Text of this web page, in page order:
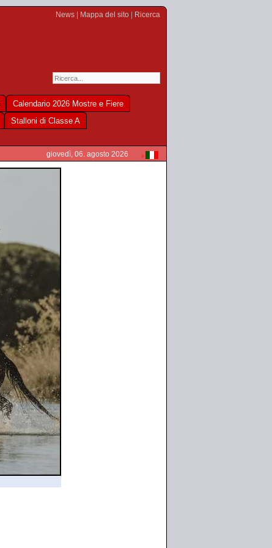
News Mappa del sito Ricerca
Calendario 2026 Mostre e Fiere
Stalloni di Classe A
giovedì, 06. agosto 2026